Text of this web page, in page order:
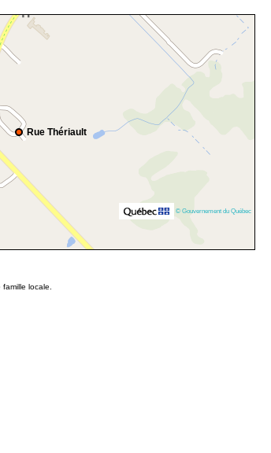
Rue Thériault
© Gouvernement du Québec
locale.